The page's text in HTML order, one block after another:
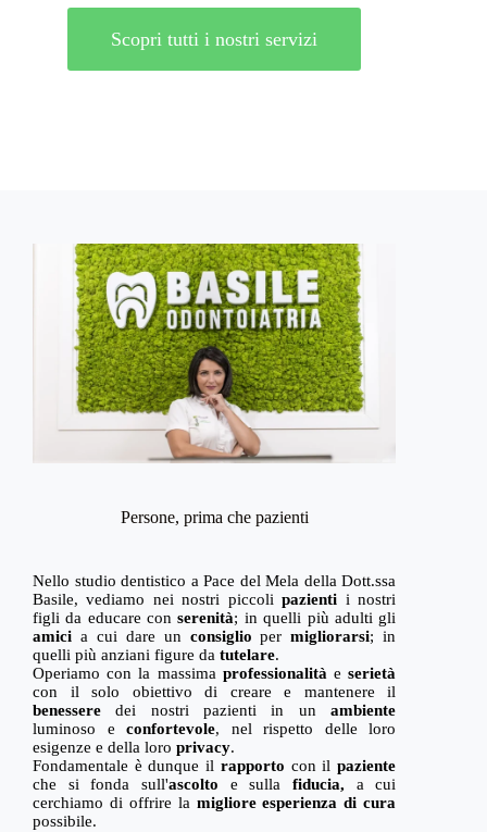
Scopri tutti i nostri servizi
Persone, prima che pazienti
Nello studio dentistico a Pace del Mela della Dott.ssa
Basile, vediamo nei nostri piccolipazienti i nostri
figli da educare conserenità; in quelli più adulti gli
amici a cui dare un consiglio permigliorarsi; in
quelli più anziani figure da tutelare.
Operiamo con la massima professionalitàeserietà
con il solo obiettivo di creare e mantenere il
benessere dei nostri pazienti in unambiente
luminoso econfortevole, nel rispetto delle loro
esigenze e della loro privacy.
Fondamentale è dunque il rapporto con il paziente
che si fonda sull'ascolto e sulla fiducia, a cui
cerchiamo di offrire la migliore esperienza di cura
possibile.